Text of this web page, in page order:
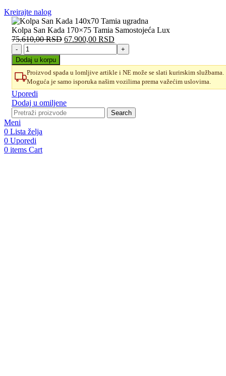
Kreirajte nalog
Kolpa San Kada 170×75 Tamia Samostojeća Lux
75.610,00RSD Originalna
je
bila:
75.610,00 RSD.
67.900,00 RSD
cena
je:
67.900,00 RSD.
Kolpa
San
Kada
170x75
Tamia
Samostojeća
Lux
količina
Dodaj u korpu
Proizvod spada u lomljive artikle i NE može se slati kurirskim službama.
Moguća je samo isporuka našim vozilima prema važećim uslovima.
Uporedi
Dodaj u omiljene
Search
Meni
0 Lista želja
0 Uporedi
0 items Cart